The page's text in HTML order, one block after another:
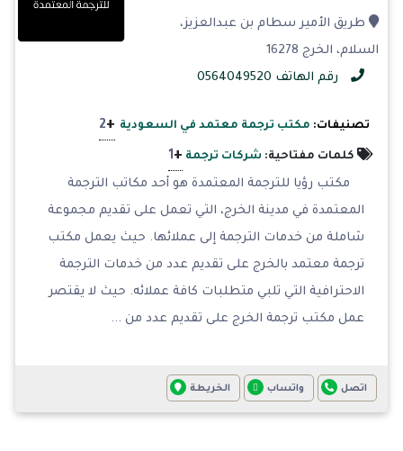
طريق الأمير سطام بن عبدالعزيز،
السلام، الخرج 16278
رقم الهاتف 0564049520
تصنيفات: مكتب ترجمة معتمد في السعودية +
2
كلمات مفتاحية: شركات ترجمة +
1
مكتب رؤيا للترجمة المعتمدة هو أحد مكاتب الترجمة
المعتمدة في مدينة الخرج، التي تعمل على تقديم مجموعة
شاملة من خدمات الترجمة إلى عملائها. حيث يعمل مكتب
ترجمة معتمد بالخرج على تقديم عدد من خدمات الترجمة
الاحترافية التي تلبي متطلبات كافة عملائه. حيث لا يقتصر
عمل مكتب ترجمة الخرج على تقديم عدد من ...
اتصل واتساب الخريطة